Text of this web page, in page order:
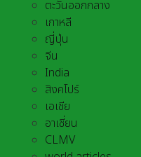
ตะวันออกกลาง
เกาหลี
ญี่ปุ่น
จีน
India
สิงคโปร์
เอเชีย
อาเชี่ยน
CLMV